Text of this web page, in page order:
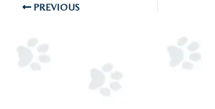
PREVIOUS